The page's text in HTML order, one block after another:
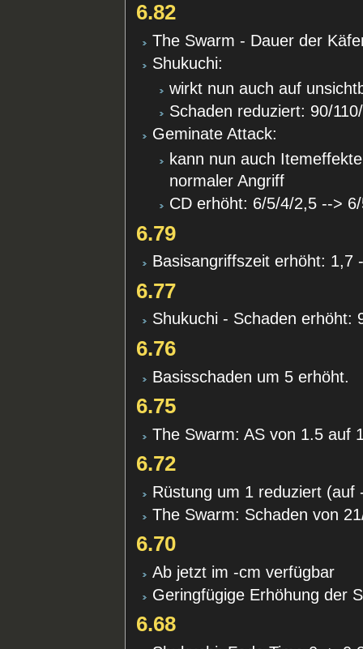
6.82
The Swarm - Dauer der
Shukuchi:
wirkt nun auch auf
Schaden reduziert: 90/
Geminate Attack:
kann nun auch
normaler Angriff
CD erhöht: 6/5/4/2,5 -->
6.79
Basisangriffszeit erhöht: 1,7
6.77
Shukuchi - Schaden erhöht:
6.76
Basisschaden um 5 erhöht.
6.75
The Swarm: AS von 1.5 auf
6.72
Rüstung um 1 reduziert (auf
The Swarm: Schaden von
6.70
Ab jetzt im -cm verfügbar
Geringfügige Erhöhung der
6.68